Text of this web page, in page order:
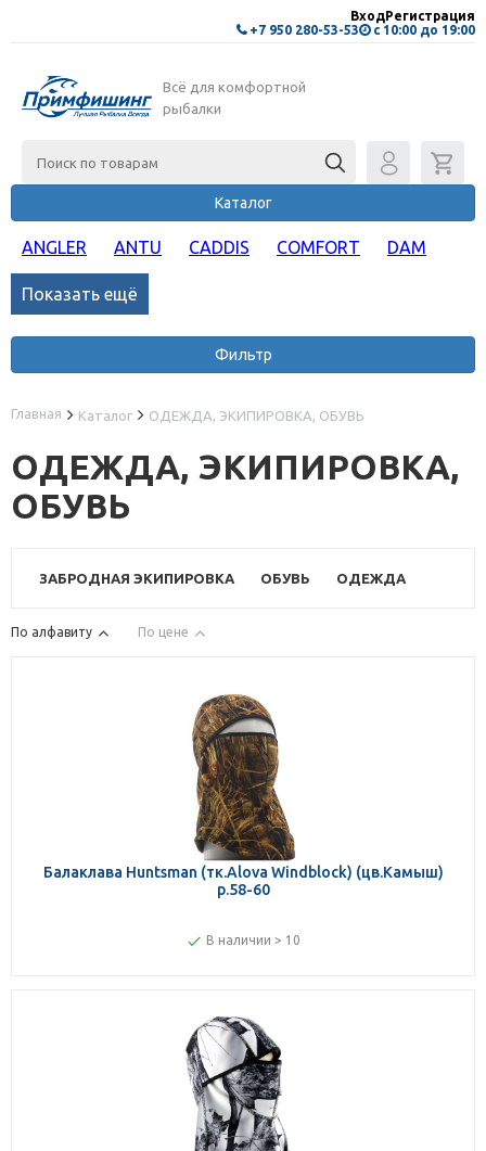
+7 950 280-53-53 с 10:00 до 19:00
ВходРегистрация
Всё для комфортной
рыбалки
Каталог
ANGLER ANTU CADDIS COMFORT DAM
Показать ещё
Фильтр
Главная Каталог ОДЕЖДА, ЭКИПИРОВКА, ОБУВЬ
ОДЕЖДА, ЭКИПИРОВКА,
ОБУВЬ
ЗАБРОДНАЯ ЭКИПИРОВКА ОБУВЬ ОДЕЖДА
По алфавиту По цене
Балаклава Huntsman (тк.Alova Windblock) (цв.Камыш)
р.58-60
В наличии > 10